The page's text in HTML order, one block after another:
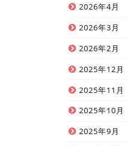
2026年4月
2026年3月
2026年2月
2025年12月
2025年11月
2025年10月
2025年9月